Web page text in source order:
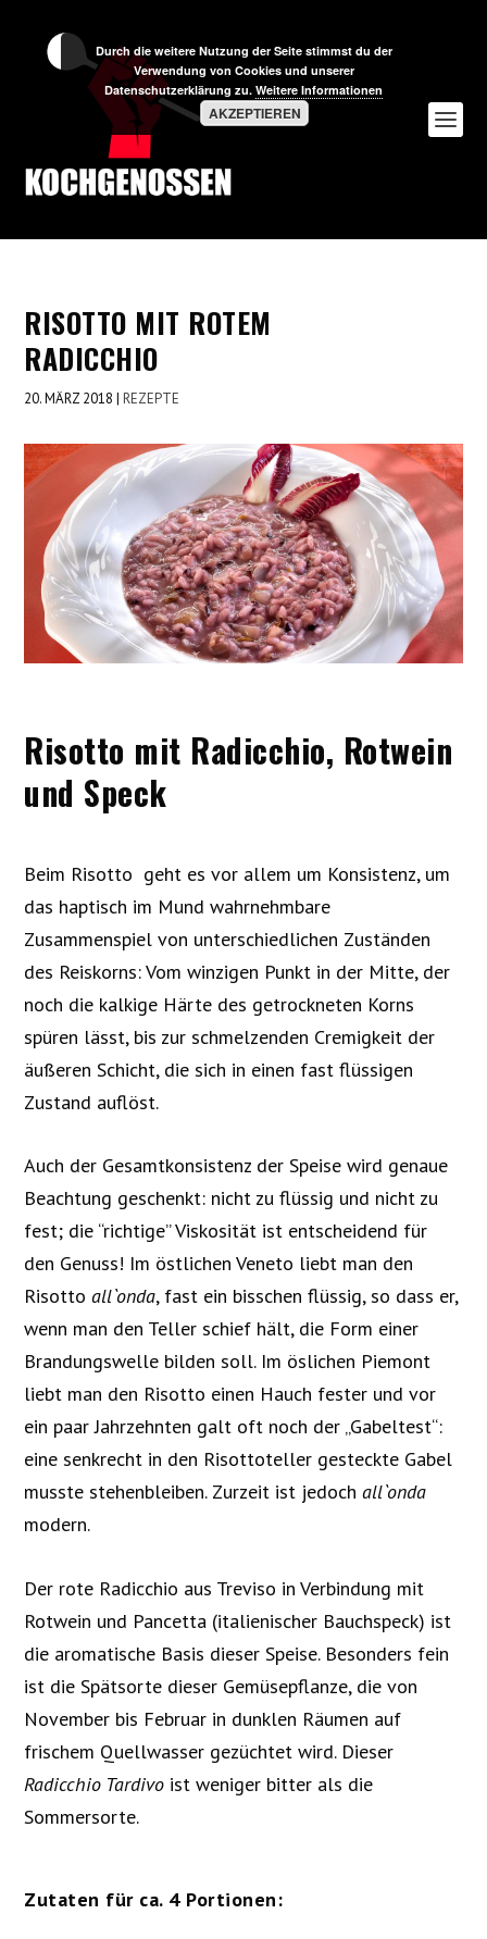
RISOTTO MIT ROTEM
RADICCHIO
20. MÄRZ 2018 |REZEPTE
Risotto mit Radicchio, Rotwein
und Speck
Beim Risotto geht es vor allem um Konsistenz, um
das haptisch im Mund wahrnehmbare
Zusammenspiel von unterschiedlichen Zuständen
des Reiskorns: Vom winzigen Punkt in der Mitte, der
noch die kalkige Härte des getrockneten Korns
spüren lässt, bis zur schmelzenden Cremigkeit der
äußeren Schicht, die sich in einen fast flüssigen
Zustand auflöst.
Auch der Gesamtkonsistenz der Speise wird genaue
Beachtung geschenkt: nicht zu flüssig und nicht zu
fest; die “richtige” Viskosität ist entscheidend für
den Genuss! Im östlichen Veneto liebt man den
Risottoall`onda, fast ein bisschen flüssig, so dass er,
wenn man den Teller schief hält, die Form einer
Brandungswelle bilden soll. Im öslichen Piemont
liebt man den Risotto einen Hauch fester und vor
ein paar Jahrzehnten galt oft noch der „Gabeltest“:
eine senkrecht in den Risottoteller gesteckte Gabel
musste stehenbleiben. Zurzeit ist jedochall`onda
modern.
Der rote Radicchio aus Treviso in Verbindung mit
Rotwein und Pancetta (italienischer Bauchspeck) ist
die aromatische Basis dieser Speise. Besonders fein
ist die Spätsorte dieser Gemüsepflanze, die von
November bis Februar in dunklen Räumen auf
frischem Quellwasser gezüchtet wird. Dieser
Radicchio Tardivo ist weniger bitter als die
Sommersorte.
Zutaten für ca. 4 Portionen:
Durch die weitere Nutzung der Seite stimmst du der
Verwendung von Cookies und unserer
Datenschutzerklärung zu. Weitere Informationen
AKZEPTIEREN